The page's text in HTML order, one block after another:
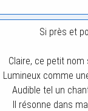
Si près et
Claire, ce petit nom
Lumineux comme
Audible tel un
Il résonne dans